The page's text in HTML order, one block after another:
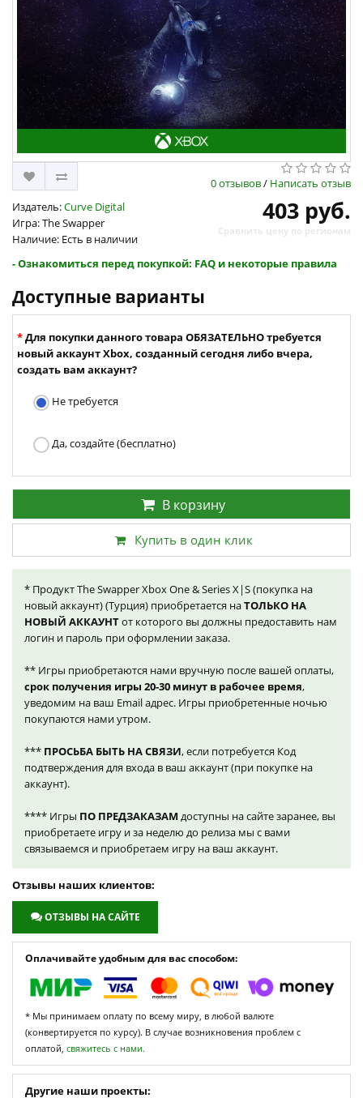
0 отзывов/ Написать отзыв
Издатель:Curve Digital
Игра: The Swapper
Наличие: Есть в наличии
403 руб.
- Ознакомиться перед покупкой: FAQ и некоторые правила
Доступные варианты
Для покупки данного товара ОБЯЗАТЕЛЬНО требуется
новый аккаунт Xbox, созданный сегодня либо вчера,
создать вам аккаунт?
Не требуется
Да, создайте (бесплатно)
В корзину
Купить в один клик
* Продукт The Swapper Xbox One & Series X|S (покупка на
новый аккаунт) (Турция) приобретается наТОЛЬКО НА
НОВЫЙ АККАУНТот которого вы должны предоставить нам
логин и пароль при оформлении заказа.
** Игры приобретаются нами вручную после вашей оплаты,
срок получения игры 20-30 минут в рабочее время,
уведомим на ваш Email адрес. Игры приобретенные ночью
покупаются нами утром.
*** ПРОСЬБА БЫТЬ НА СВЯЗИ, если потребуется Код
подтверждения для входа в ваш аккаунт (при покупке на
аккаунт).
**** Игры ПО ПРЕДЗАКАЗАМ доступны на сайте заранее, вы
приобретаете игру и за неделю до релиза мы с вами
связываемся и приобретаем игру на ваш аккаунт.
Отзывы наших клиентов:
ОТЗЫВЫ НА САЙТЕ
Оплачивайте удобным для вас способом:
* Мы принимаем оплату по всему миру, в любой валюте
(конвертируется по курсу). В случае возникновения проблем с
оплатой, свяжитесь с нами.
Другие наши проекты: